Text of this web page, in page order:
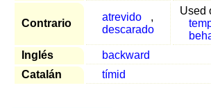
Contrario
atrevido
,
descarado
Used
Inglés
backward
Catalán
tímid